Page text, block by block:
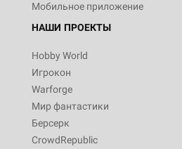
Мобильное приложение
НАШИ ПРОЕКТЫ
Hobby World
Игрокон
Warforge
Мир фантастики
Берсерк
CrowdRepublic